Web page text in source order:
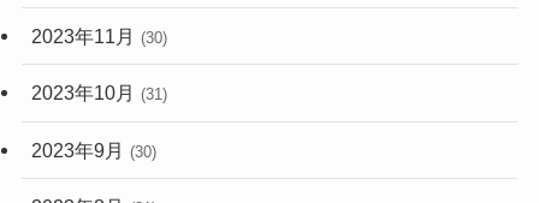
2023年11月 (30)
2023年10月 (31)
2023年9月 (30)